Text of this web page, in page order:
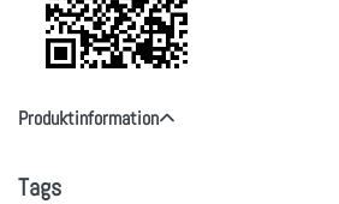
Produktinformation
Tags